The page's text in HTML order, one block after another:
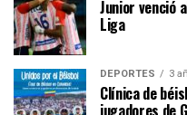
Junior venció
Liga
DEPORTES 3
Clínica de